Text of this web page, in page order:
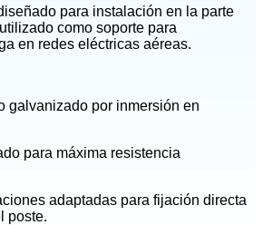
para instalación en la parte
como soporte para
en redes eléctricas aéreas.
galvanizado por inmersión en
para máxima resistencia
adaptadas para fijación directa
poste.